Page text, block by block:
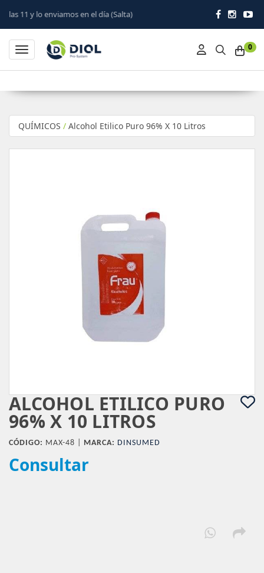
en el día (Salta)
0
Toggle navigation
QUÍMICOS / Alcohol Etilico Puro 96% X 10 Litros
ALCOHOL ETILICO PURO
96% X 10 LITROS
CÓDIGO: MAX-48 | MARCA: DINSUMED
Consultar